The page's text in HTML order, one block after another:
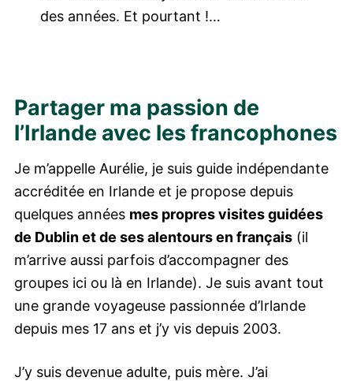
des années. Et pourtant !…
Partager ma passion de
l’Irlande avec les francophones
Je m’appelle Aurélie, je suis guide indépendante
accréditée en Irlande et je propose depuis
quelques années mes propres visites guidées
de Dublin et de ses alentours en français (il
m’arrive aussi parfois d’accompagner des
groupes ici ou là en Irlande). Je suis avant tout
une grande voyageuse passionnée d’Irlande
depuis mes 17 ans et j’y vis depuis 2003.
J’y suis devenue adulte, puis mère. J’ai